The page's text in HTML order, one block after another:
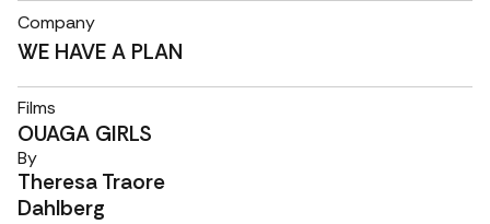
Company
WE HAVE A PLAN
Films
OUAGA GIRLS
By
Theresa Traore
Dahlberg